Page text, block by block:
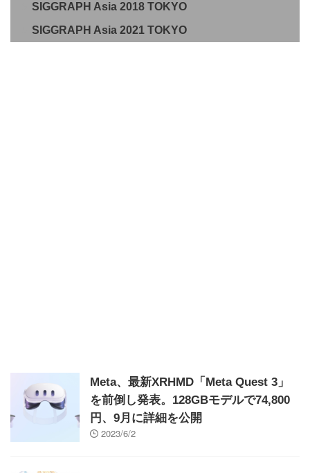
SIGGRAPH Asia 2018 TOKYO
SIGGRAPH Asia 2021 TOKYO
Meta、最新XRHMD「Meta Quest 3」
を前倒し発表。128GBモデルで74,800
円、9月に詳細を公開
2023/6/2